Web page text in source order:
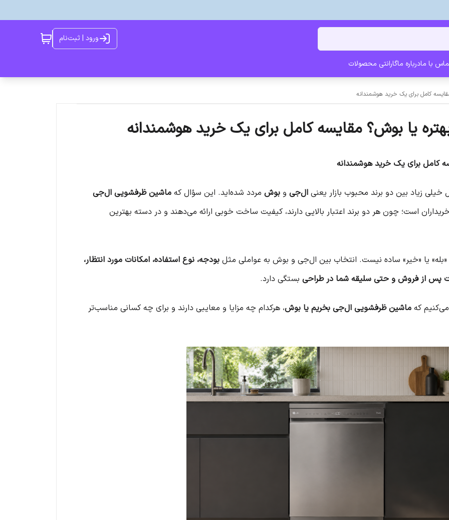
ورود | ثبت‌نام
با مادرباره ماگارانتی محصولات
کامل برای یک خرید هوشمندانه
یا بوش؟ مقایسه کامل برای یک خرید هوشمندانه
کامل برای یک خرید هوشمندانه
زیاد بین دو برند محبوب بازار یعنی ال‌جی و بوش مردد شده‌اید. این سؤال که ماشین ظرفشویی ال‌جی
است؛ چون هر دو برند اعتبار بالایی دارند، کیفیت ساخت خوبی ارائه می‌دهند و در دسته بهترین
یا «خیر» ساده نیست. انتخاب بین ال‌جی و بوش به عواملی مثل بودجه، نوع استفاده، امکانات مورد انتظار،
پس از فروش و حتی سلیقه شما در طراحی بستگی دارد.
که ماشین ظرفشویی ال‌جی بخریم یا بوش، هرکدام چه مزایا و معایبی دارند و برای چه کسانی مناسب‌تر